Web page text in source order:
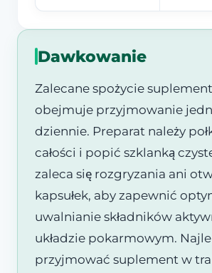
Dawkowanie
Zalecane spożycie
obejmuje przyjmowanie
dziennie. Preparat należy
całości i popić szklanką
zaleca się rozgryzania ani
kapsułek, aby zapewnić
uwalnianie składników
układzie pokarmowym.
przyjmować suplement w